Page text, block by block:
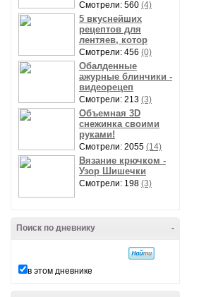
Смотрели: 560 (4)
5 вкуснейших
рецептов для
лентяев, котор
Смотрели: 456 (0)
Обалденные
ажурные блинчики -
видеорецеп
Смотрели: 213 (3)
Объемная 3D
снежинка своими
руками!
Смотрели: 2055 (14)
Вязание крючком -
Узор Шишечки
Смотрели: 198 (3)
-
Поиск по дневнику
в этом дневнике